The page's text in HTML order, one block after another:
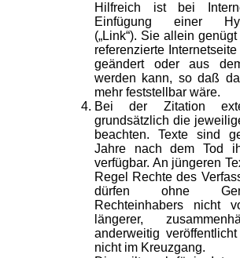
Hilfreich ist bei
Einfügung einer
(„Link“). Sie allein
referenzierte
geändert oder aus
werden kann, so daß
mehr feststellbar wäre.
Bei der Zitation
grundsätzlich die
beachten. Texte sind
Jahre nach dem Tod
verfügbar. An jüngeren
Regel Rechte des
dürfen ohne
Rechteinhabers nicht
längerer,
anderweitig
nicht im Kreuzgang.